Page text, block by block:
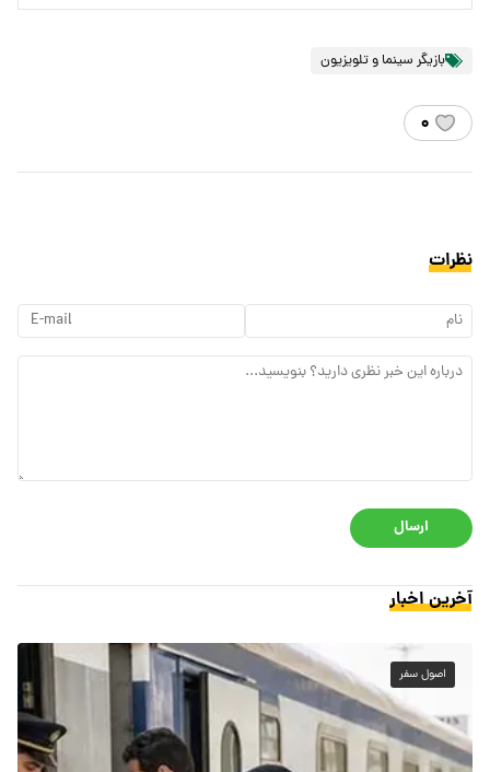
بازیگر سینما و تلویزیون
۰
نظرات
ارسال
آخرین اخبار
اصول سفر